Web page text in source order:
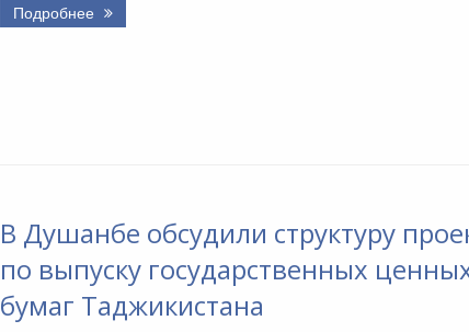
Подробнее
В Душанбе обсудили структуру
по выпуску государственных
бумаг Таджикистана